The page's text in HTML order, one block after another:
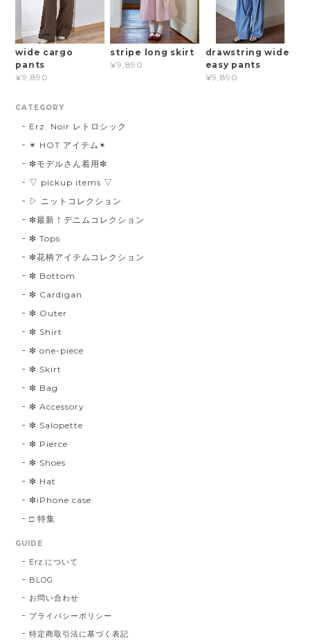
wide cargo
pants
¥9,890
stripe long skirt
¥9,890
drawstring wide
easy pants
¥9,890
CATEGORY
Erz. Noir レトロシック
✴︎ HOT アイテム✴︎
❇︎モデルさん着用❇︎
▽ pickup items ▽
▷ ニットコレクション
❇︎最新！デニムコレクション
❇︎ Tops
❇︎花柄アイテムコレクション
❇︎ Bottom
❇︎ Cardigan
❇︎ Outer
❇︎ Shirt
❇︎ one-piece
❇︎ Skirt
❇︎ Bag
❇︎ Accessory
❇︎ Salopette
❇︎ Pierce
❇︎ Shoes
❇︎ Hat
❇︎iPhone case
□ 特集
GUIDE
Erz.について
BLOG
お問い合わせ
プライバシーポリシー
特定商取引法に基づく表記